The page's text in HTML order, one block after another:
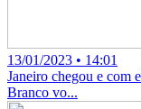
13/01/2023 • 14:01
Janeiro chegou e com
Branco vo...